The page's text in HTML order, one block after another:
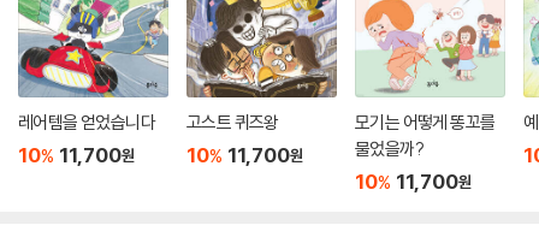
레어템을 얻었습니다
10% 11,700원
고스트 퀴즈왕
10% 11,700원
모기는 어떻게 똥꼬를
물었을까?
10% 11,700원